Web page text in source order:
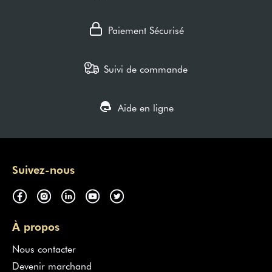
Paiement Sécurisé
Suivi de commande
Aide en ligne
Suivez-nous
À propos
Nous contacter
Devenir marchand